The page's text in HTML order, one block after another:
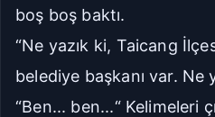
boş boş baktı.
“Ne yazık ki, Taicang
belediye başkanı var. Ne
“Ben... ben...“ Kelimeleri